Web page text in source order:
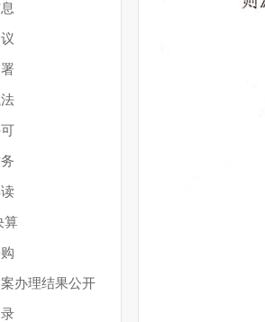
算
办理结果公开